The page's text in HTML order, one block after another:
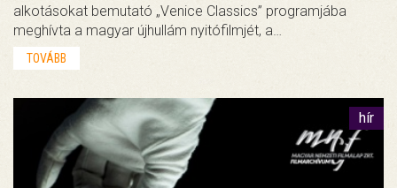
alkotásokat bemutató „Venice Classics” programjába
meghívta a magyar újhullám nyitófilmjét, a…
TOVÁBB
hír